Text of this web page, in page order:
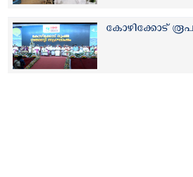
കോഴിക്കോട്